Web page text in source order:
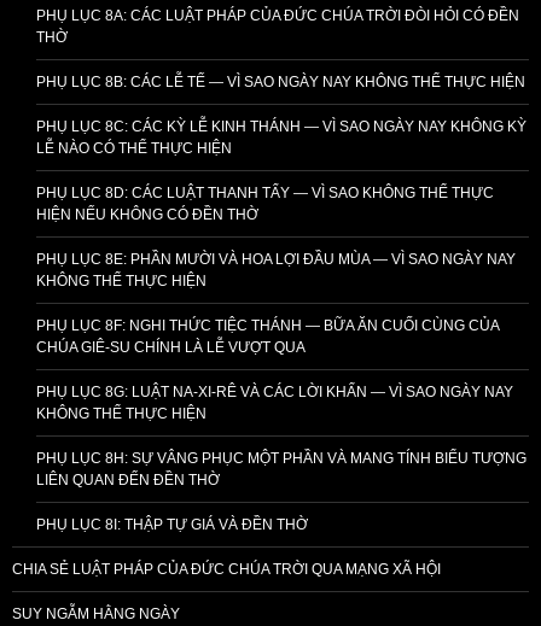
PHỤ LỤC 8A: CÁC LUẬT PHÁP CỦA ĐỨC CHÚA TRỜI ĐÒI HỎI CÓ ĐỀN
THỜ
PHỤ LỤC 8B: CÁC LỄ TẾ — VÌ SAO NGÀY NAY KHÔNG THỂ THỰC HIỆN
PHỤ LỤC 8C: CÁC KỲ LỄ KINH THÁNH — VÌ SAO NGÀY NAY KHÔNG KỲ
LỄ NÀO CÓ THỂ THỰC HIỆN
PHỤ LỤC 8D: CÁC LUẬT THANH TẨY — VÌ SAO KHÔNG THỂ THỰC
HIỆN NẾU KHÔNG CÓ ĐỀN THỜ
PHỤ LỤC 8E: PHẦN MƯỜI VÀ HOA LỢI ĐẦU MÙA — VÌ SAO NGÀY NAY
KHÔNG THỂ THỰC HIỆN
PHỤ LỤC 8F: NGHI THỨC TIỆC THÁNH — BỮA ĂN CUỐI CÙNG CỦA
CHÚA GIÊ-SU CHÍNH LÀ LỄ VƯỢT QUA
PHỤ LỤC 8G: LUẬT NA-XI-RÊ VÀ CÁC LỜI KHẤN — VÌ SAO NGÀY NAY
KHÔNG THỂ THỰC HIỆN
PHỤ LỤC 8H: SỰ VÂNG PHỤC MỘT PHẦN VÀ MANG TÍNH BIỂU TƯỢNG
LIÊN QUAN ĐẾN ĐỀN THỜ
PHỤ LỤC 8I: THẬP TỰ GIÁ VÀ ĐỀN THỜ
CHIA SẺ LUẬT PHÁP CỦA ĐỨC CHÚA TRỜI QUA MẠNG XÃ HỘI
SUY NGẪM HẰNG NGÀY